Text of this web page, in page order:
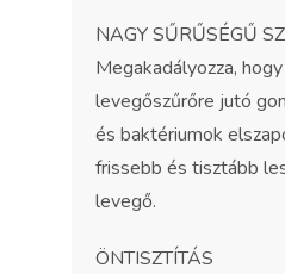
NAGY SŰRŰSÉGŰ
Megakadályozza,
levegőszűrőre jutó
és baktériumok
frissebb és tisztább
levegő.
ÖNTISZTÍTÁS